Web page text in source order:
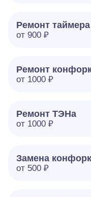
Ремонт таймера
от 900 ₽
Ремонт
от 1000 ₽
Ремонт ТЭНа
от 1000 ₽
Замена
от 500 ₽